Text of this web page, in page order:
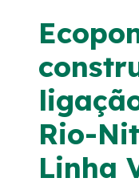
Projetos
Compromisso
Política de
Compromisso
Rio-
Linha